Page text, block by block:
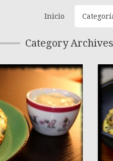
Inicio
Category